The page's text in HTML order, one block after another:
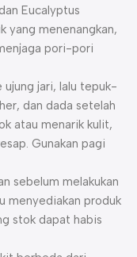
Eucalyptus
yang menenangkan,
pori-pori
ujung jari, lalu tepuk-
dan dada setelah
atau menarik kulit,
Gunakan pagi
sebelum melakukan
menyediakan produk
stok dapat habis